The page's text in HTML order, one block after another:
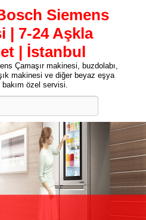
Siemens
| 7-24 Aşkla
| İstanbul
Çamaşır makinesi, buzdolabı,
makinesi ve diğer beyaz eşya
bakım özel servisi.